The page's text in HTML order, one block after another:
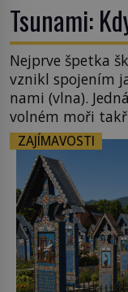
Tsunami:
Nejprve špetka
vznikl spojením
nami (vlna).
volném moři
vlnová délka
na volném moři
podobné obří
tsunami si […]
ZAJÍMAVOSTI